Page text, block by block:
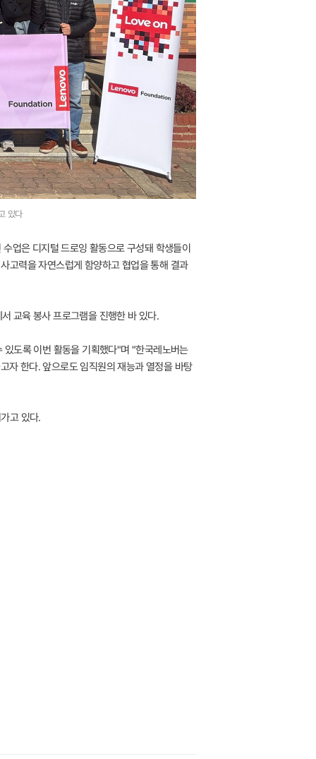
있다
업은 디지털 드로잉 활동으로 구성돼 학생들이
고력을 자연스럽게 함양하고 협업을 통해 결과
교육 봉사 프로그램을 진행한 바 있다.
도록 이번 활동을 기획했다"며 "한국레노버는
자 한다. 앞으로도 임직원의 재능과 열정을 바탕
고 있다.